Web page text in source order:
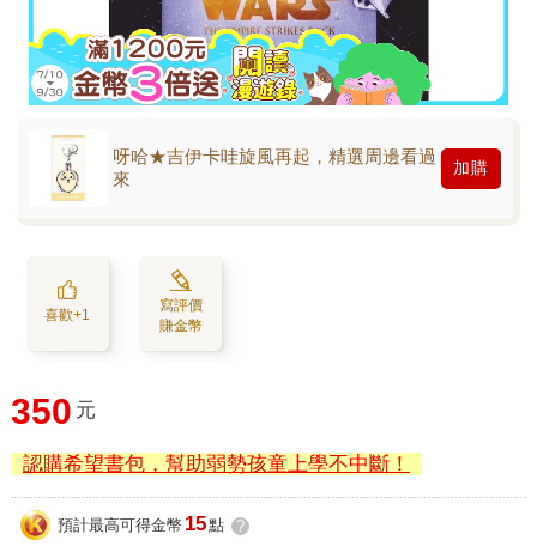
呀哈★吉伊卡哇旋風再起，精選周邊看過
來
加購
喜歡+1
寫評價
賺金幣
350 元
認購希望書包，幫助弱勢孩童上學不中斷！
預計最高可得金幣 15點 ?